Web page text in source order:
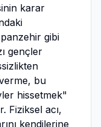
karar
gibi
gençler
bu
hissetmek"
Fiziksel acı,
kendilerine